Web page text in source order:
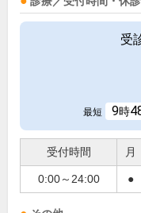
受
最短 9時
受付時間 月
0:00～24:00 ●